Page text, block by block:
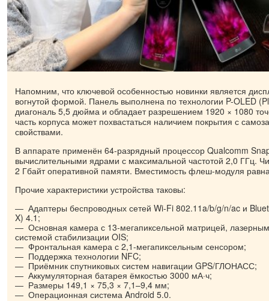
Напомним, что ключевой особенностью новинки является
вогнутой формой. Панель выполнена по технологии P-OLED
диагональ 5,5 дюйма и обладает разрешением 1920 × 1080
часть корпуса может похвастаться наличием покрытия с
свойствами.
В аппарате применён 64-разрядный процессор Qualcomm
вычислительными ядрами с максимальной частотой 2,0 ГГц.
2 Гбайт оперативной памяти. Вместимость флеш-модуля
Прочие характеристики устройства таковы:
Адаптеры беспроводных сетей Wi-Fi 802.11a/b/g/n/ac и
X) 4.1;
Основная камера с 13-мегапиксельной матрицей,
системой стабилизации OIS;
Фронтальная камера с 2,1-мегапиксельным сенсором;
Поддержка технологии NFC;
Приёмник спутниковых систем навигации GPS/ГЛОНАСС;
Аккумуляторная батарея ёмкостью 3000 мА·ч;
Размеры 149,1 × 75,3 × 7,1–9,4 мм;
Операционная система Android 5.0.